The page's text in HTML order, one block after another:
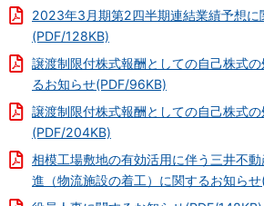
2023年3月期第2四半期連結業績予想に
(PDF/128KB)
譲渡制限付株式報酬としての自己株式
るお知らせ(PDF/96KB)
譲渡制限付株式報酬としての自己株式
(PDF/204KB)
相模工場敷地の有効活用に伴う三井不
進（物流施設の着工）に関するお知ら